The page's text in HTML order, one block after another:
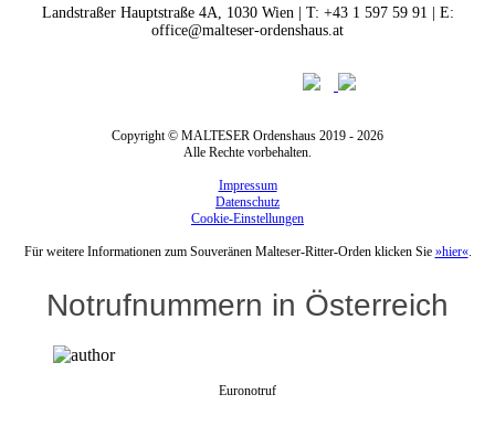
Landstraßer Hauptstraße 4A, 1030 Wien | T: +43 1 597 59 91 | E:
office@malteser-ordenshaus.at
Copyright © MALTESER Ordenshaus 2019 - 2026
Alle Rechte vorbehalten.
Impressum
Datenschutz
Cookie-Einstellungen
Für weitere Informationen zum Souveränen Malteser-Ritter-Orden klicken Sie »hier«.
Notrufnummern in Österreich
Euronotruf